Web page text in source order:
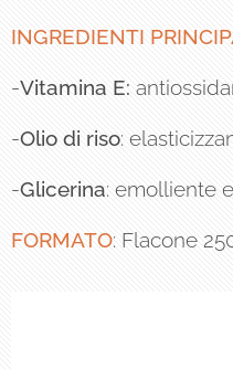
INGREDIENTI
-Vitamina E:
-Olio di riso:
-Glicerina: emolliente
FORMATO: Flacone